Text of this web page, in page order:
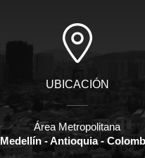
UBICACIÓN
Área Metropolitana
Medellín - Antioquia -